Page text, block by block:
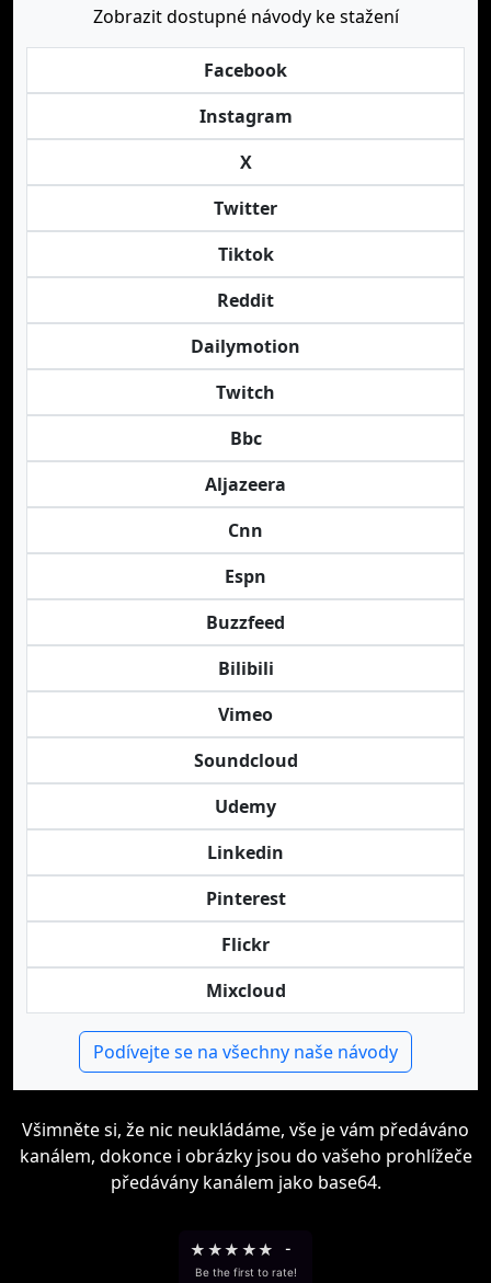
Zobrazit dostupné návody ke stažení
Facebook
Instagram
X
Twitter
Tiktok
Reddit
Dailymotion
Twitch
Bbc
Aljazeera
Cnn
Espn
Buzzfeed
Bilibili
Vimeo
Soundcloud
Udemy
Linkedin
Pinterest
Flickr
Mixcloud
Podívejte se na všechny naše návody
Všimněte si, že nic neukládáme, vše je vám předáváno
kanálem, dokonce i obrázky jsou do vašeho prohlížeče
předávány kanálem jako base64.
★ ★★ ★★ -
Be the first to rate!